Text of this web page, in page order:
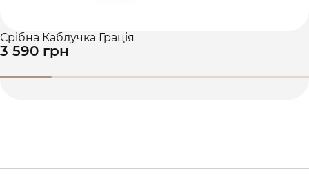
Срібна Каблучка Грація
3 590 грн